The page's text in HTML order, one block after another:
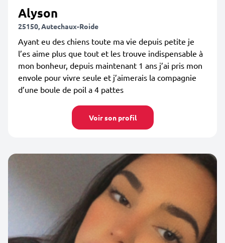
Alyson
25150, Autechaux-Roide
Ayant eu des chiens toute ma vie depuis petite je
l’es aime plus que tout et les trouve indispensable à
mon bonheur, depuis maintenant 1 ans j’ai pris mon
envole pour vivre seule et j’aimerais la compagnie
d’une boule de poil a 4 pattes
Voir son profil